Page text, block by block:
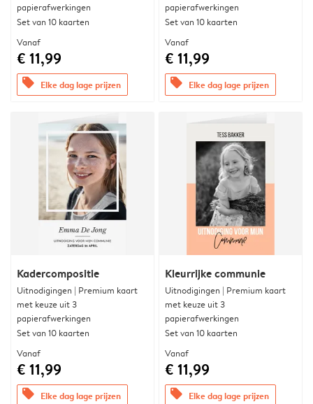
papierafwerkingen
Set van 10 kaarten
Vanaf
€ 11,99
offers Elke dag lage prijzen
papierafwerkingen
Set van 10 kaarten
Vanaf
€ 11,99
offers Elke dag lage prijzen
Kadercompositie
Uitnodigingen | Premium kaart
met keuze uit 3
papierafwerkingen
Set van 10 kaarten
Vanaf
€ 11,99
offers Elke dag lage prijzen
Kleurrijke communie
Uitnodigingen | Premium kaart
met keuze uit 3
papierafwerkingen
Set van 10 kaarten
Vanaf
€ 11,99
offers Elke dag lage prijzen